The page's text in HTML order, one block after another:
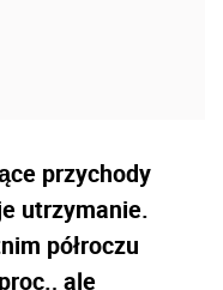
przychody
utrzymanie.
półroczu
ale